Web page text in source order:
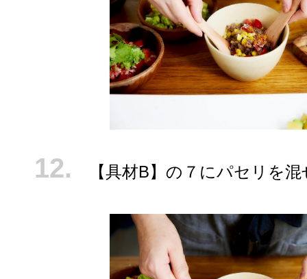
【具材B】の７にパセリを